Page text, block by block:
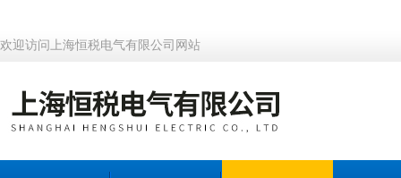
欢迎访问上海恒税电气有限公司网站